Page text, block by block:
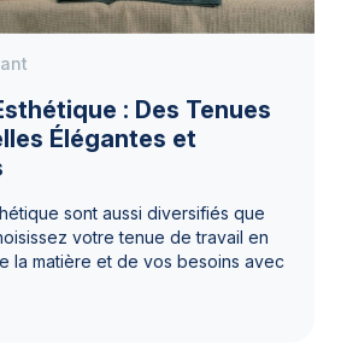
: Des Tenues
Élégantes et
sont aussi diversifiés que
votre tenue de travail en
la matière et de vos besoins avec